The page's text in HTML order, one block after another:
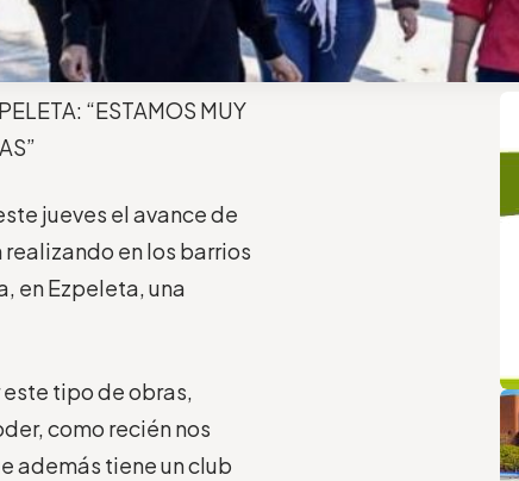
“ESTAMOS MUY
jueves el avance de
en los barrios
en Ezpeleta, una
tipo de obras,
como recién nos
además tiene un club